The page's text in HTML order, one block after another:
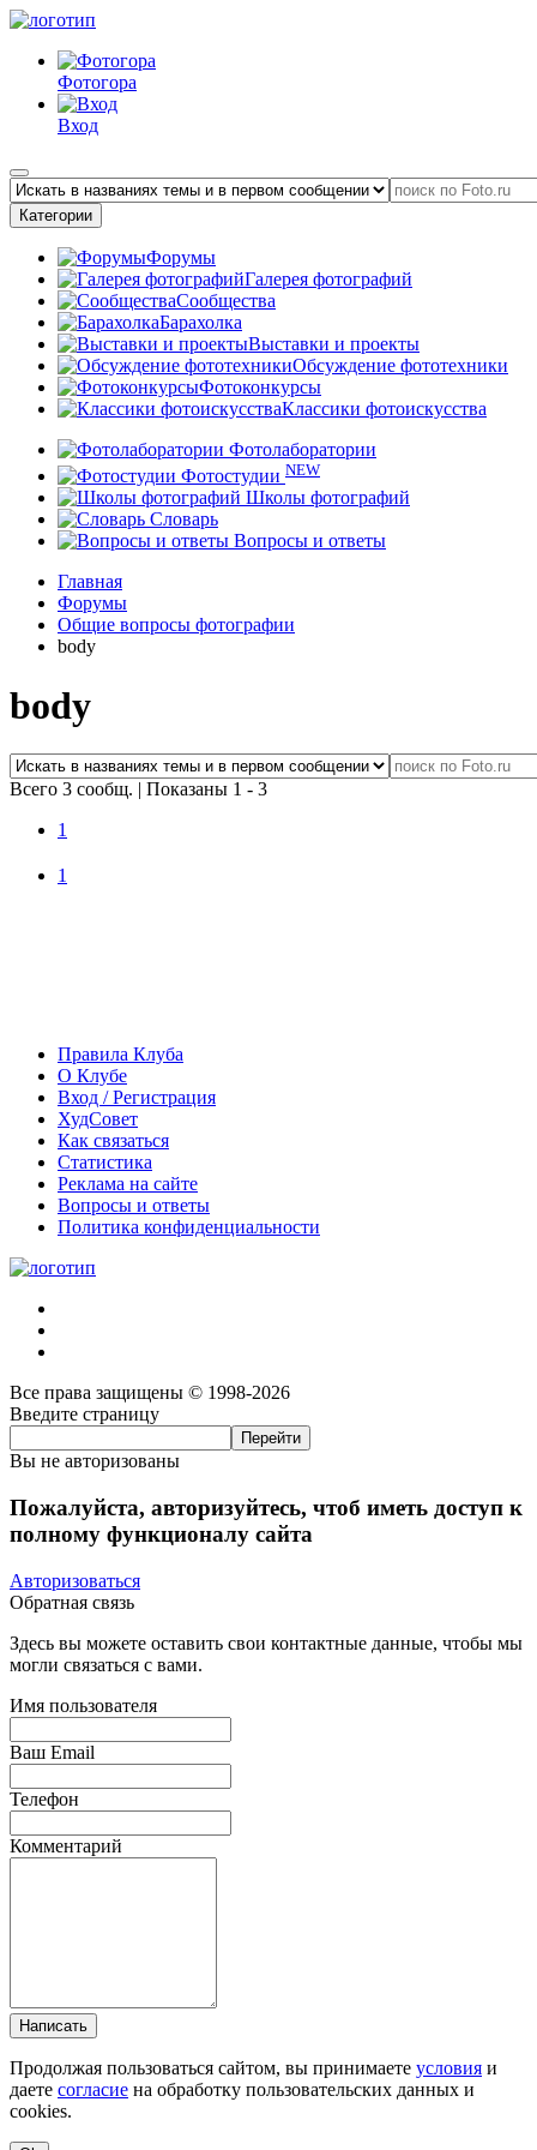
Фотогора
Вход
Категории
Форумы
Галерея фотографий
Сообщества
Барахолка
Выставки и проекты
Обсуждение фототехники
Фотоконкурсы
Классики фотоискусства
Фотолаборатории
Фотостудии NEW
Школы фотографий
Словарь
Вопросы и ответы
Главная
Форумы
Общие вопросы фотографии
body
body
Всего 3 сообщ. | Показаны 1 - 3
1
1
Правила Клуба
О Клубе
Вход / Регистрация
ХудСовет
Как связаться
Статистика
Реклама на сайте
Вопросы и ответы
Политика конфиденциальности
Все права защищены © 1998-2026
Введите страницу
Вы не авторизованы
Пожалуйста, авторизуйтесь, чтоб иметь доступ к
полному функционалу сайта
Авторизоваться
Обратная связь
Здесь вы можете оставить свои контактные данные, чтобы мы
могли связаться с вами.
Имя пользователя
Ваш Email
Телефон
Комментарий
Написать
Продолжая пользоваться сайтом, вы принимаете условия и
даете согласие на обработку пользовательских данных и
cookies.